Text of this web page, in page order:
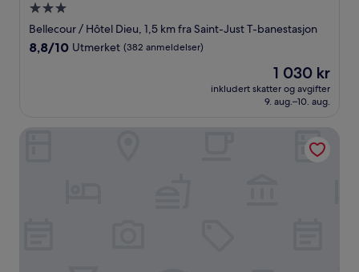
Overnattingssted
med
3.0
Bellecour / Hôtel Dieu, 1,5 km fra Saint-Just T-banestasjon
8.8
8,8/10 Utmerket (382 anmeldelser)
Prisen
er
1 030 kr
1 030 kr
inkludert skatter og avgifter
9. aug.–10. aug.